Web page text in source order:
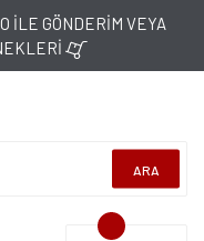
İLE GÖNDERİM VEYA
ARA